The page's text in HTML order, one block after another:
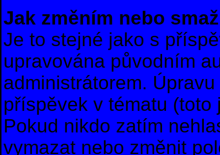
Jak změním nebo
Je to stejné jako s
upravována původním
administrátorem.
příspěvek v tématu
Pokud nikdo zatím
vymazat nebo změnit